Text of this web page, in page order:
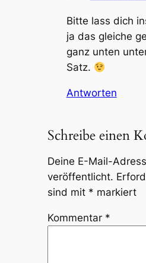
Bitte lass dich
ja das gleiche
ganz unten
Satz.
Antworten
Schreibe einen
Deine E-Mail-
veröffentlicht.
sind mit * markiert
Kommentar *